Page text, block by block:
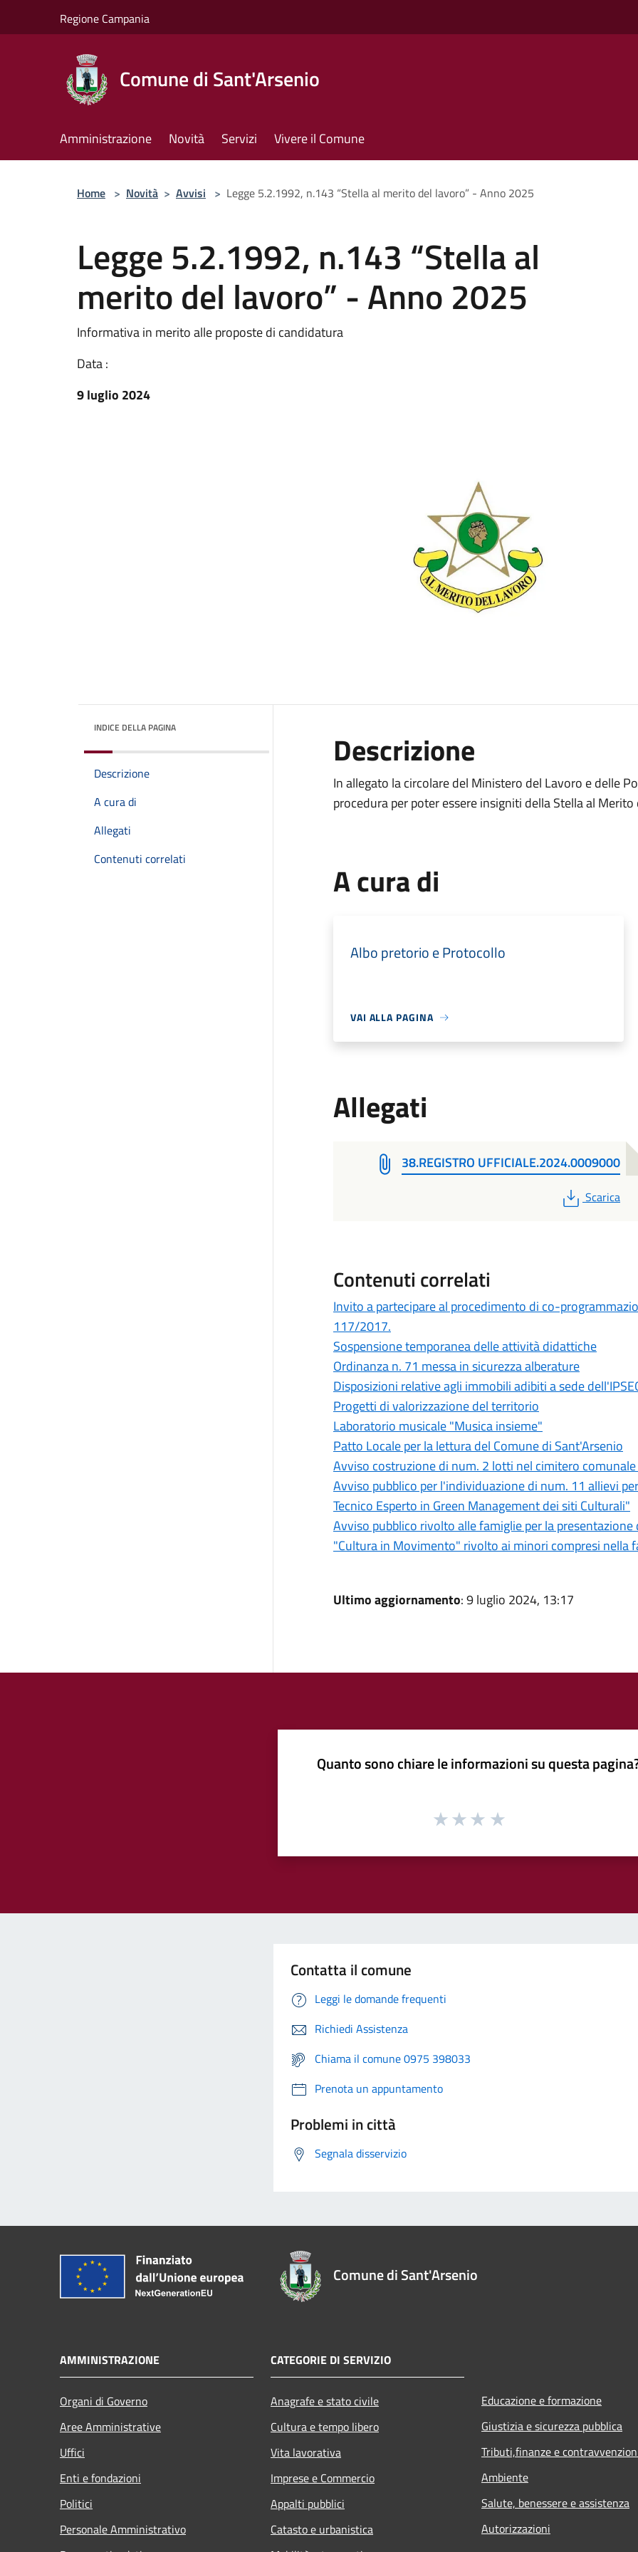
Regione Campania
Comune di Sant'Arsenio
Amministrazione Novità Servizi Vivere il Comune
Home > Novità > Avvisi > Legge 5.2.1992, n.143 “Stella al merito del lavoro” - Anno 2025
Legge 5.2.1992, n.143 “Stella al
merito del lavoro” - Anno 2025
Informativa in merito alle proposte di candidatura
Data :
9 luglio 2024
INDICE DELLA PAGINA
Descrizione
A cura di
Allegati
Contenuti correlati
Descrizione
In allegato la circolare del Ministero del Lavoro e delle
procedura per poter essere insigniti della Stella al
A cura di
Albo pretorio e Protocollo
VAI ALLA PAGINA
Allegati
38.REGISTRO UFFICIALE.2024.0009000
PDF
Scarica
Contenuti correlati
Invito a partecipare al procedimento di co-
117/2017.
Sospensione temporanea delle attività didattiche
Ordinanza n. 71 messa in sicurezza alberature
Disposizioni relative agli immobili adibiti a sede
Progetti di valorizzazione del territorio
Laboratorio musicale "Musica insieme"
Patto Locale per la lettura del Comune di Sant'Arsenio
Avviso costruzione di num. 2 lotti nel cimitero
Avviso pubblico per l'individuazione di num. 11 allievi
Tecnico Esperto in Green Management dei siti Culturali"
Avviso pubblico rivolto alle famiglie per la
"Cultura in Movimento" rivolto ai minori compresi nella
Ultimo aggiornamento: 9 luglio 2024, 13:17
Quanto sono chiare le informazioni su questa
Contatta il comune
Leggi le domande frequenti
Richiedi Assistenza
Chiama il comune 0975 398033
Prenota un appuntamento
Problemi in città
Segnala disservizio
Comune di Sant'Arsenio
AMMINISTRAZIONE
Organi di Governo
Aree Amministrative
Uffici
Enti e fondazioni
Politici
Personale Amministrativo
CATEGORIE DI SERVIZIO
Anagrafe e stato civile
Cultura e tempo libero
Vita lavorativa
Imprese e Commercio
Appalti pubblici
Catasto e urbanistica
Educazione e formazione
Giustizia e sicurezza pubblica
Tributi,finanze e
Ambiente
Salute, benessere e assistenza
Autorizzazioni